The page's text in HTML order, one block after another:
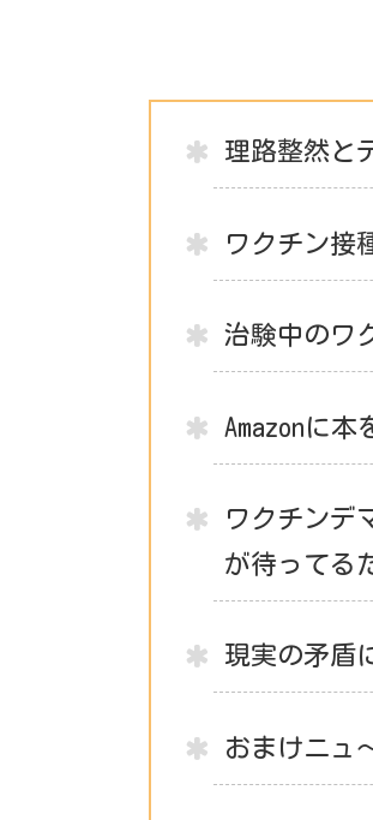
理路整然と
ワクチン接
治験中のワ
Amazonに
ワクチンデ
が待ってる
現実の矛盾
おまけニュ